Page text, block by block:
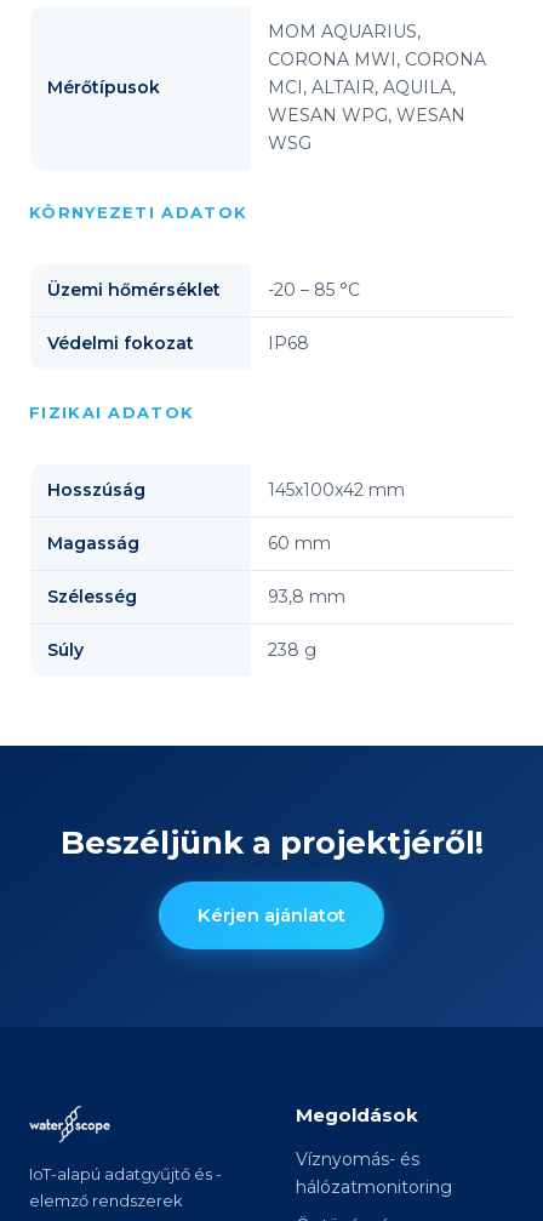
Mérőtípusok
MOM AQUARIUS,
CORONA MWI, CORONA
MCI, ALTAIR, AQUILA,
WESAN WPG, WESAN
WSG
KÖRNYEZETI ADATOK
Üzemi hőmérséklet -20 – 85 °C
Védelmi fokozat IP68
FIZIKAI ADATOK
Hosszúság 145x100x42 mm
Magasság 60 mm
Szélesség 93,8 mm
Súly 238 g
Beszéljünk a projektjéről!
Kérjen ajánlatot
IoT-alapú adatgyűjtő és -
elemző rendszerek
Megoldások
Víznyomás- és
hálózatmonitoring